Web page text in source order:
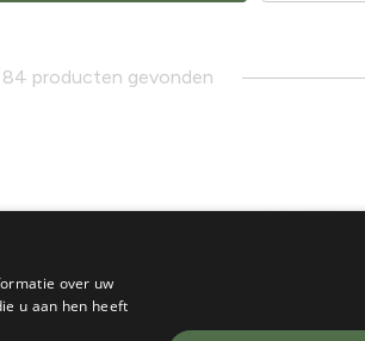
84 producten gevonden
over uw
u aan hen heeft